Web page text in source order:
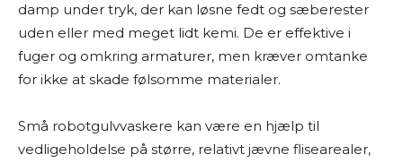
damp under tryk, der kan løsne fedt og sæberester
uden eller med meget lidt kemi. De er effektive i
fuger og omkring armaturer, men kræver omtanke
for ikke at skade følsomme materialer.
Små robotgulvvaskere kan være en hjælp til
vedligeholdelse på større, relativt jævne flisearealer,